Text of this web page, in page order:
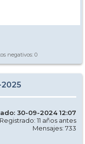
negativos: 0
30-09-2024 12:07
Registrado: 11 años antes
Mensajes: 733